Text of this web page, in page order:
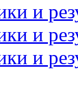
и
и
и